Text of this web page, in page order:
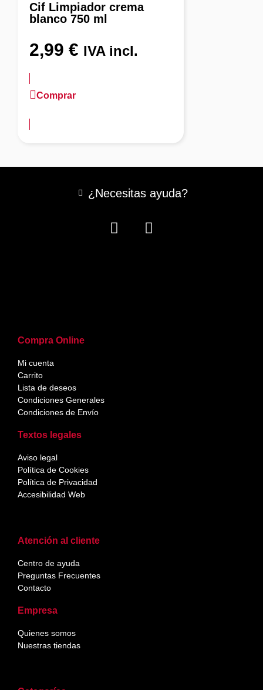
Cif Limpiador crema
blanco 750 ml
2,99 € IVA incl.
Comprar
Atención al cliente
Centro de ayuda
Preguntas Frecuentes
Contacto
Empresa
Quienes somos
Nuestras tiendas
Compra Online
Mi cuenta
Carrito
Lista de deseos
Condiciones Generales
Condiciones de Envío
Textos legales
Aviso legal
Política de Cookies
Política de Privacidad
Accesibilidad Web
¿Necesitas ayuda?